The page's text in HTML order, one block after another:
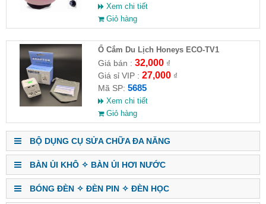
Xem chi tiết
Giỏ hàng
Ổ Cắm Du Lịch Honeys ECO-TV1
Giá bán : 32,000₫
Giá sỉ VIP : 27,000₫
Mã SP: 5685
Xem chi tiết
Giỏ hàng
BỘ DỤNG CỤ SỬA CHỮA ĐA NĂNG
BÀN ỦI KHÔ ✧ BÀN ỦI HƠI NƯỚC
BÓNG ĐÈN ✧ ĐÈN PIN ✧ ĐÈN HỌC